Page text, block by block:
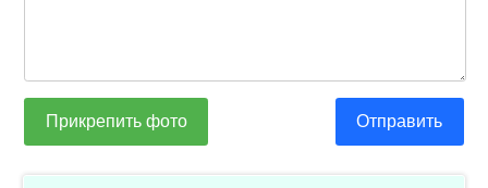
Прикрепить фото Отправить